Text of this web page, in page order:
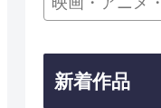
新着作品